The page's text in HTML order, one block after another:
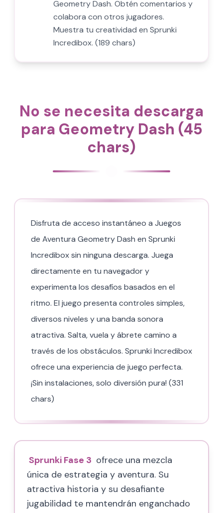
Geometry Dash. Obtén comentarios y
colabora con otros jugadores.
Muestra tu creatividad en Sprunki
Incredibox. (189 chars)
No se necesita descarga
para Geometry Dash (45
chars)
Disfruta de acceso instantáneo a Juegos
de Aventura Geometry Dash en Sprunki
Incredibox sin ninguna descarga. Juega
directamente en tu navegador y
experimenta los desafíos basados en el
ritmo. El juego presenta controles simples,
diversos niveles y una banda sonora
atractiva. Salta, vuela y ábrete camino a
través de los obstáculos. Sprunki Incredibox
ofrece una experiencia de juego perfecta.
¡Sin instalaciones, solo diversión pura! (331
chars)
Sprunki Fase 3 ofrece una mezcla
única de estrategia y aventura. Su
atractiva historia y su desafiante
jugabilidad te mantendrán enganchado